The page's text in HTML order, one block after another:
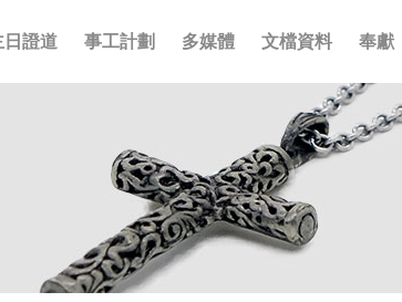
日證道 事工計劃 多媒體 文檔資料 奉獻